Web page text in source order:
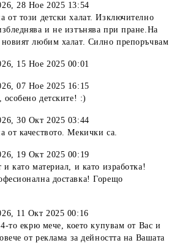
,28 Ное 2025 13:54
от този детски халат. Изключително
и не изтънява при пране.На
любим халат. Силно препоръчвам
, 15 Ное 2025 00:01
,07 Ное 2025 16:15
особено детските! :)
,30 Окт 2025 03:44
от качеството. Мекички са.
, 19 Окт 2025 00:19
и като материал, и като изработка!
доставка! Горещо
, 11 Окт 2025 00:16
то екрю мече, което купувам от Вас и
от реклама за дейността на Вашата